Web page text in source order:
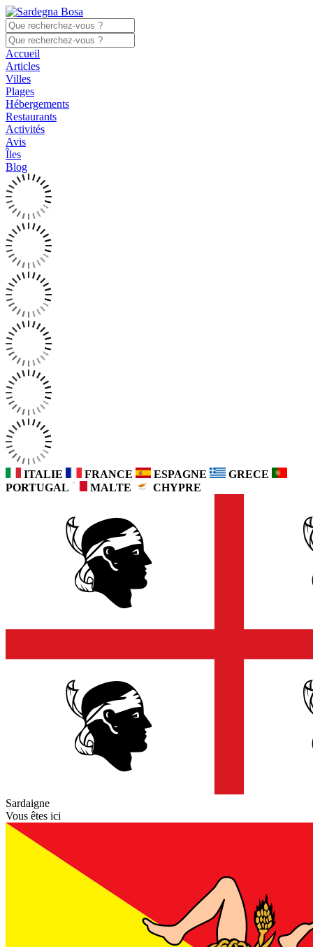
Accueil
Articles
Villes
Plages
Hébergements
Restaurants
Activités
Avis
Îles
Blog
ITALIE FRANCE ESPAGNE
GRECE
PORTUGAL
MALTE CHYPRE
Sardaigne
Vous êtes ici